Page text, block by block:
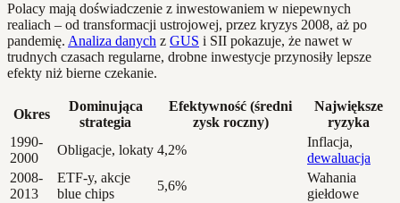
Polacy mają doświadczenie z inwestowaniem w niepewnych
realiach – od transformacji ustrojowej, przez kryzys 2008, aż po
pandemię. Analiza danych z GUS i SII pokazuje, że nawet w
trudnych czasach regularne, drobne inwestycje przynosiły lepsze
efekty niż bierne czekanie.
Okres
Dominująca
strategia
Efektywność (średni
zysk roczny)
Największe
ryzyka
1990-
2000
Obligacje, lokaty 4,2%
Inflacja,
dewaluacja
2008-
2013
ETF-y, akcje
blue chips
5,6%
Wahania
giełdowe